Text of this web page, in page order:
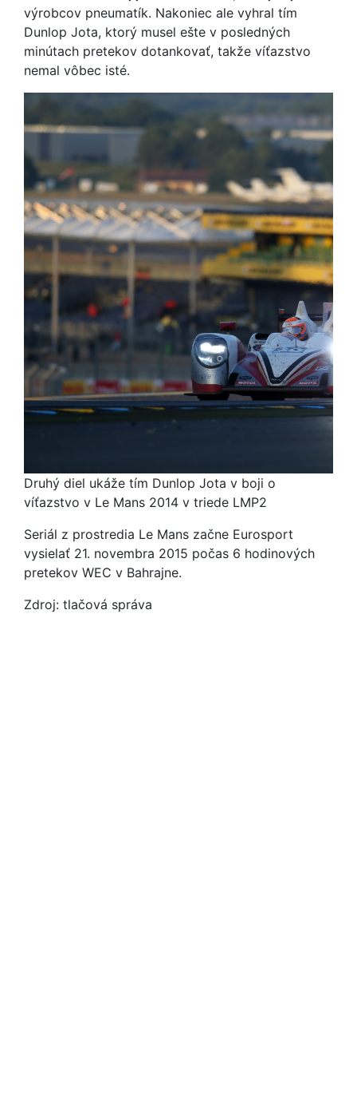
výrobcov pneumatík. Nakoniec ale vyhral tím
Dunlop Jota, ktorý musel ešte v posledných
minútach pretekov dotankovať, takže víťazstvo
nemal vôbec isté.
Druhý diel ukáže tím Dunlop Jota v boji o
víťazstvo v Le Mans 2014 v triede LMP2
Seriál z prostredia Le Mans začne Eurosport
vysielať 21. novembra 2015 počas 6 hodinových
pretekov WEC v Bahrajne.
Zdroj: tlačová správa